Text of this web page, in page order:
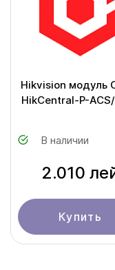
Hikvision модуль
HikCentral-P-
В наличии
2.010
Купить